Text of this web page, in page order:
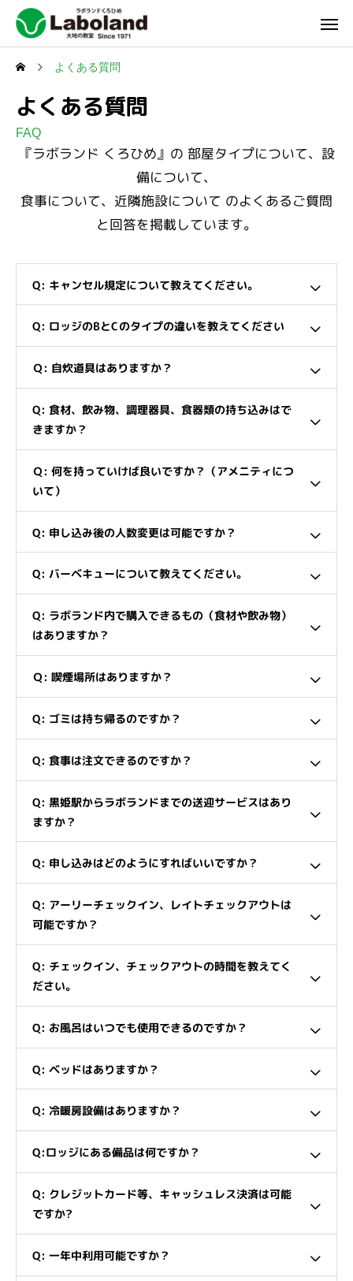
よくある質問
よくある質問
FAQ
『ラボランド くろひめ』の 部屋タイプについて、設
備について、
食事について、近隣施設について のよくあるご質問
と回答を掲載しています。
Q: キャンセル規定について教えてください。
Q: ロッジのBとCのタイプの違いを教えてください
Ｑ: 自炊道具はありますか？
Q: 食材、飲み物、調理器具、食器類の持ち込みはで
きますか？
Ｑ: 何を持っていけば良いですか？（アメニティにつ
いて）
Q: 申し込み後の人数変更は可能ですか？
Q: バーベキューについて教えてください。
Q: ラボランド内で購入できるもの（食材や飲み物）
はありますか？
Ｑ: 喫煙場所はありますか？
Q: ゴミは持ち帰るのですか？
Q: 食事は注文できるのですか？
Q: 黒姫駅からラボランドまでの送迎サービスはあり
ますか？
Q: 申し込みはどのようにすればいいですか？
Q: アーリーチェックイン、レイトチェックアウトは
可能ですか？
Q: チェックイン、チェックアウトの時間を教えてく
ださい。
Q: お風呂はいつでも使用できるのですか？
Q: ベッドはありますか？
Q: 冷暖房設備はありますか？
Q:ロッジにある備品は何ですか？
Q: クレジットカード等、キャッシュレス決済は可能
ですか?
Q: 一年中利用可能ですか？